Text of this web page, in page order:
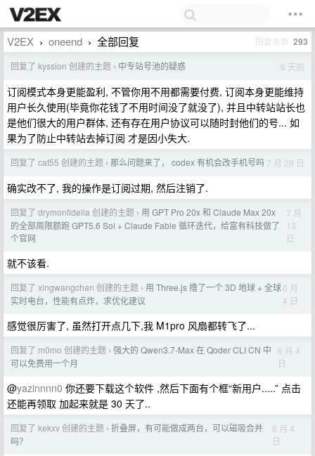
V2EX › oneend › 全部回复 回复总数 293
回复了 kyssion 创建的主题 › 中专站号池的疑惑 6 天前
订阅模式本身更能盈利, 不管你用不用都需要付费, 订阅本身更能维持
用户长久使用(毕竟你花钱了不用时间没了就没了), 并且中转站站长也
是他们很大的用户群体, 还有存在用户协议可以随时封他们的号... 如
果为了防止中转站去掉订阅 才是因小失大.
回复了 cat55 创建的主题 › 那么问题来了， codex 有机会改手机号吗 7 月 29 日
确实改不了, 我的操作是订阅过期, 然后注销了.
回复了 drymonfidelia 创建的主题 › 用 GPT Pro 20x 和 Claude Max 20x
的全部周限额跑 GPT5.6 Sol + Claude Fable 循环迭代，给富有科技做了
个官网
7 月
13
日
就不该看.
回复了 xingwangchan 创建的主题 › 用 Three.js 撸了一个 3D 地球 + 全球
实时电台，性能有点炸，求优化建议
6 月
4 日
感觉很厉害了, 虽然打开点几下,我 M1pro 风扇都转飞了...
回复了 m0mo 创建的主题 › 强大的 Qwen3.7-Max 在 Qoder CLI CN 中
可以免费用一个月
6 月 4
日
@yazinnnn0 你还要下载这个软件 ,然后下面有个框“新用户.....” 点击
还能再领取 加起来就是 30 天了..
回复了 kekxv 创建的主题 › 折叠屏，有可能做成两台，可以磁吸合并
吗？
6 月 4
日